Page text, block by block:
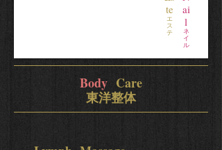
te
エ
ス
テ
ai
l
ネ
イ
ル
Body Care
東洋整体